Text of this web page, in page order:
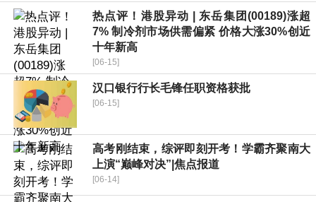
热点评！港股异动 | 东岳集团(00189)涨超
7% 制冷剂市场供需偏紧 价格大涨30%创近
十年新高
[06-15]
汉口银行行长毛锋任职资格获批
[06-15]
高考刚结束，综评即刻开考！学霸齐聚南大
上演“巅峰对决”|焦点报道
[06-14]